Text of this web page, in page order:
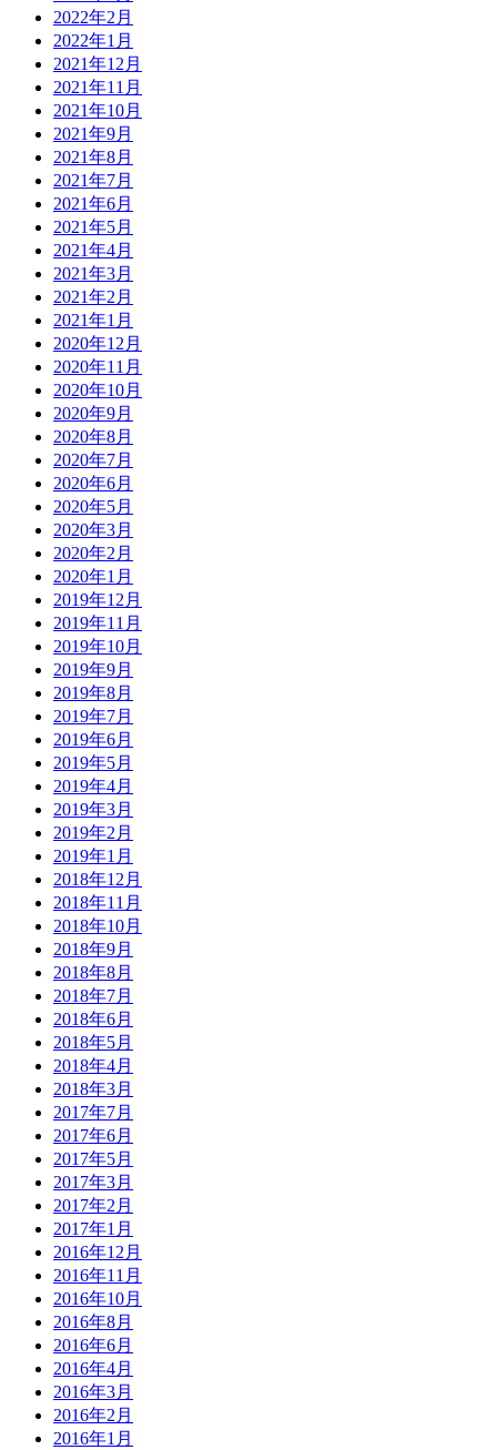
2022年2月
2022年1月
2021年12月
2021年11月
2021年10月
2021年9月
2021年8月
2021年7月
2021年6月
2021年5月
2021年4月
2021年3月
2021年2月
2021年1月
2020年12月
2020年11月
2020年10月
2020年9月
2020年8月
2020年7月
2020年6月
2020年5月
2020年3月
2020年2月
2020年1月
2019年12月
2019年11月
2019年10月
2019年9月
2019年8月
2019年7月
2019年6月
2019年5月
2019年4月
2019年3月
2019年2月
2019年1月
2018年12月
2018年11月
2018年10月
2018年9月
2018年8月
2018年7月
2018年6月
2018年5月
2018年4月
2018年3月
2017年7月
2017年6月
2017年5月
2017年3月
2017年2月
2017年1月
2016年12月
2016年11月
2016年10月
2016年8月
2016年6月
2016年4月
2016年3月
2016年2月
2016年1月